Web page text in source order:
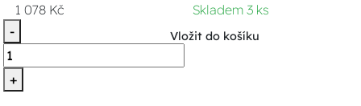
1 078 Kč
Skladem 3 ks
-
+
Vložit do košíku